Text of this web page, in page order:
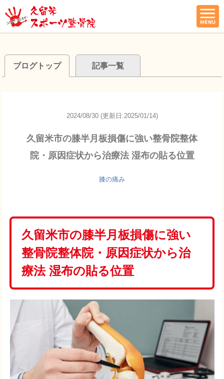
ブログトップ 記事一覧
2024/08/30 (更新日:2025/01/14)
久留米市の膝半月板損傷に強い整骨院整体
院・原因症状から治療法 湿布の貼る位置
膝の痛み
久留米市の膝半月板損傷に強い
整骨院整体院・原因症状から治
療法 湿布の貼る位置